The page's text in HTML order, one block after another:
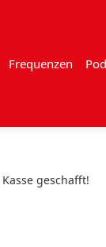
Frequenzen
geschafft!